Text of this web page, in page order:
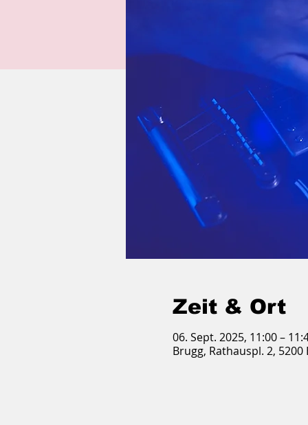
Zeit & Ort
06. Sept. 2025, 11:00 –
Brugg, Rathauspl. 2,